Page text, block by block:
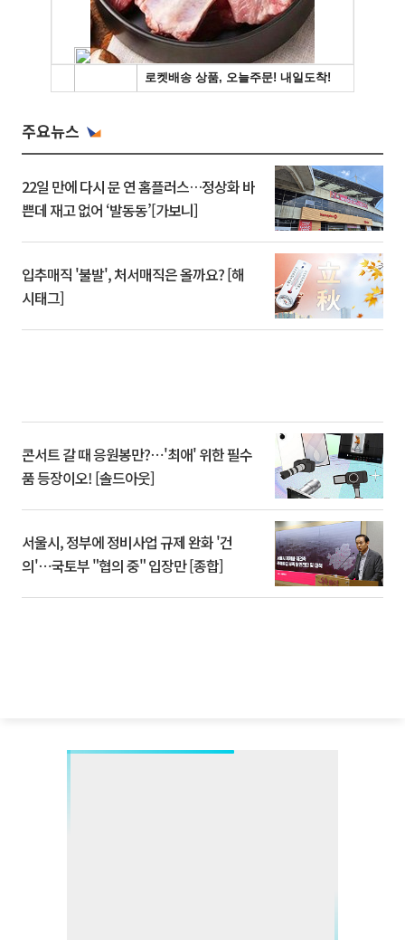
주요뉴스
22일 만에 다시 문 연 홈플러스…정상화 바
쁜데 재고 없어 ‘발동동’[가보니]
입추매직 '불발', 처서매직은 올까요? [해
시태그]
콘서트 갈 때 응원봉만?⋯'최애' 위한 필수
품 등장이오! [솔드아웃]
서울시, 정부에 정비사업 규제 완화 '건
의'⋯국토부 "협의 중" 입장만 [종합]